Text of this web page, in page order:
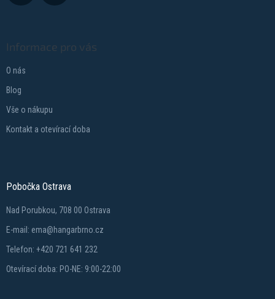
Informace pro vás
O nás
Blog
Vše o nákupu
Kontakt a otevírací doba
Pobočka Ostrava
Nad Porubkou, 708 00 Ostrava
E-mail: ema@hangarbrno.cz
Telefon: +420 721 641 232
Otevírací doba: PO-NE: 9:00-22:00